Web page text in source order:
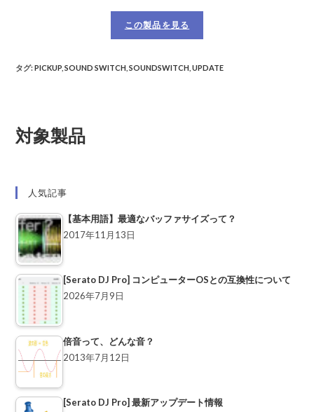
この製品を見る
タグ:PICKUP SOUND SWITCH SOUNDSWITCH UPDATE
対象製品
人気記事
【基本用語】最適なバッファサイズって？
2017年11月13日
[Serato DJ Pro] コンピューターOSとの互換性について
2026年7月9日
倍音って、どんな音？
2013年7月12日
[Serato DJ Pro] 最新アップデート情報